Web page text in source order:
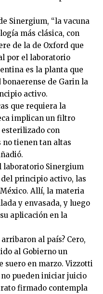
Sinergium, “la vacuna
más clásica, con
de la de Oxford que
por el laboratorio
es la planta que
de Garin la
activo.
que requiera la
implican un filtro
con
no tienen tan altas
laboratorio Sinergium
principio activo, las
Allí, la materia
y envasada, y luego
aplicación en la
al país? Cero,
al Gobierno un
suero en marzo. Vizzotti
no pueden iniciar juicio
firmado contempla